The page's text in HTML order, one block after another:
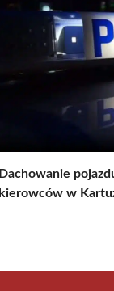
Dachowanie
kierowców w